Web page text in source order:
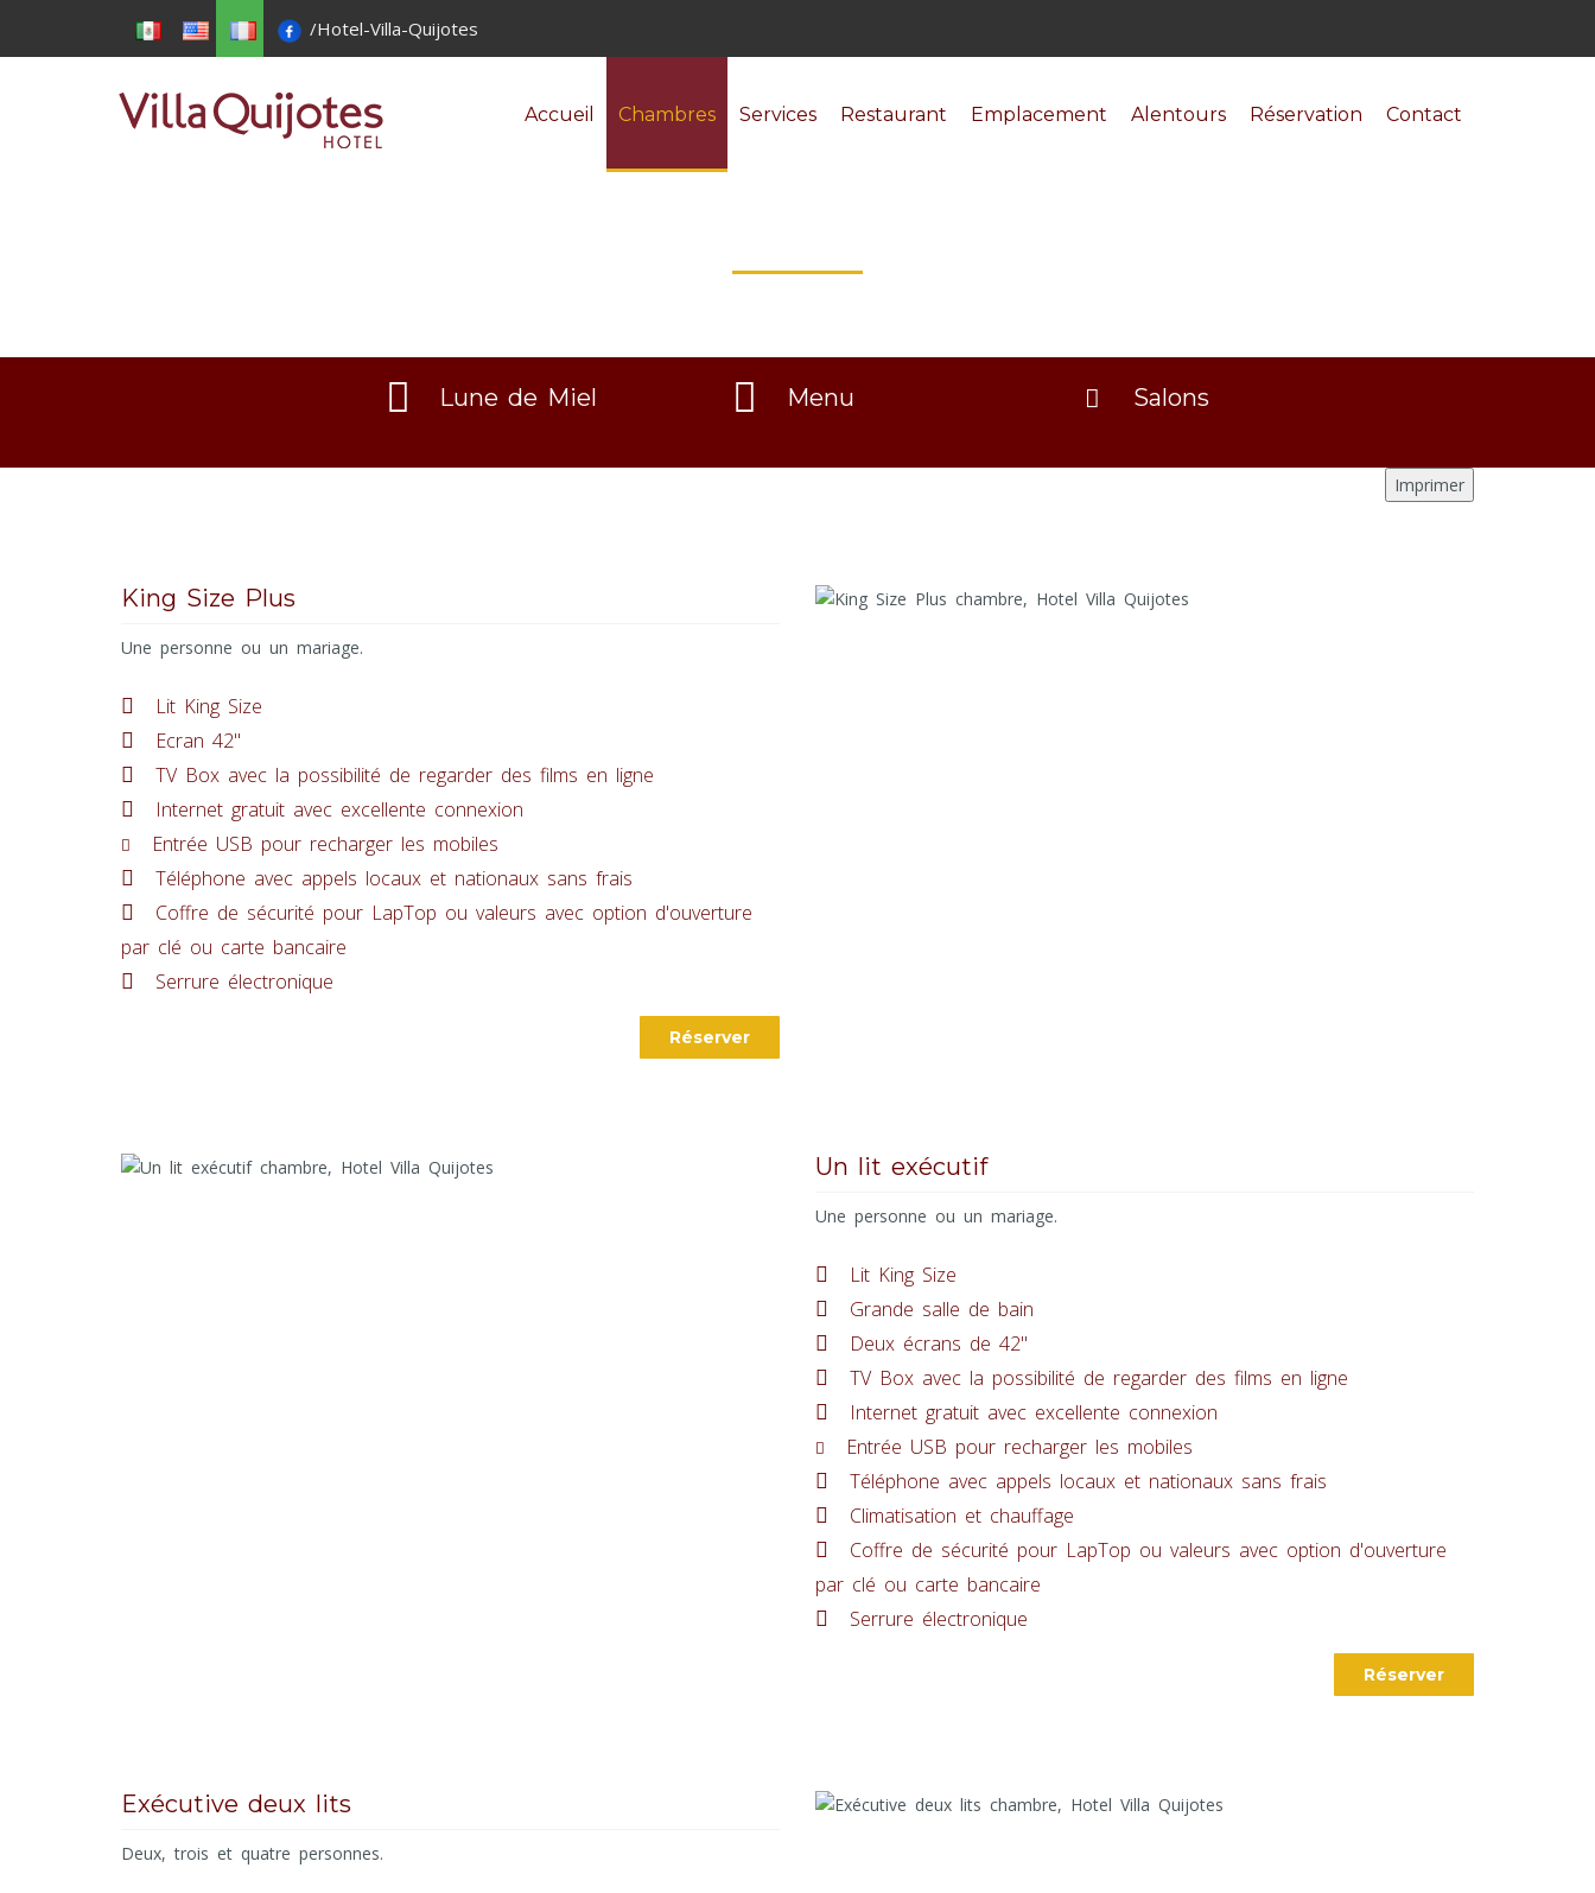
/Hotel-Villa-Quijotes
Accueil Chambres Services Restaurant Emplacement Alentours Réservation Contact
Lune de Miel Menu Salons
King Size Plus
Une personne ou un mariage.
Lit King Size
Ecran 42"
TV Box avec la possibilité de regarder des films en ligne
Internet gratuit avec excellente connexion
Entrée USB pour recharger les mobiles
Téléphone avec appels locaux et nationaux sans frais
Coffre de sécurité pour LapTop ou valeurs avec option d'ouverture
par clé ou carte bancaire
Serrure électronique
Réserver
Un lit exécutif
Une personne ou un mariage.
Lit King Size
Grande salle de bain
Deux écrans de 42"
TV Box avec la possibilité de regarder des films en ligne
Internet gratuit avec excellente connexion
Entrée USB pour recharger les mobiles
Téléphone avec appels locaux et nationaux sans frais
Climatisation et chauffage
Coffre de sécurité pour LapTop ou valeurs avec option d'ouverture
par clé ou carte bancaire
Serrure électronique
Réserver
Exécutive deux lits
Deux, trois et quatre personnes.